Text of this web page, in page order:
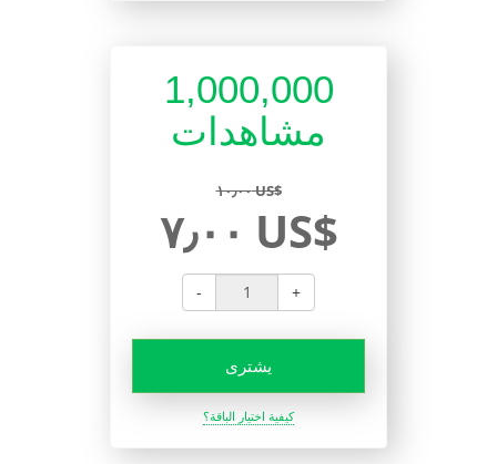
1,000,000
مشاهدات
١٠٫٠٠ US$
٧٫٠٠ US$
- +
يشترى
كيفية اختيار الباقة؟